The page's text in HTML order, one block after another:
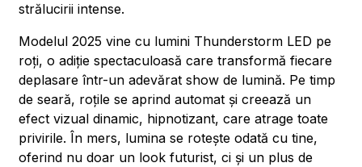
strălucirii intense.
Modelul 2025 vine cu lumini Thunderstorm LED pe
roți, o adiție spectaculoasă care transformă fiecare
deplasare într-un adevărat show de lumină. Pe timp
de seară, roțile se aprind automat și creează un
efect vizual dinamic, hipnotizant, care atrage toate
privirile. În mers, lumina se rotește odată cu tine,
oferind nu doar un look futurist, ci și un plus de